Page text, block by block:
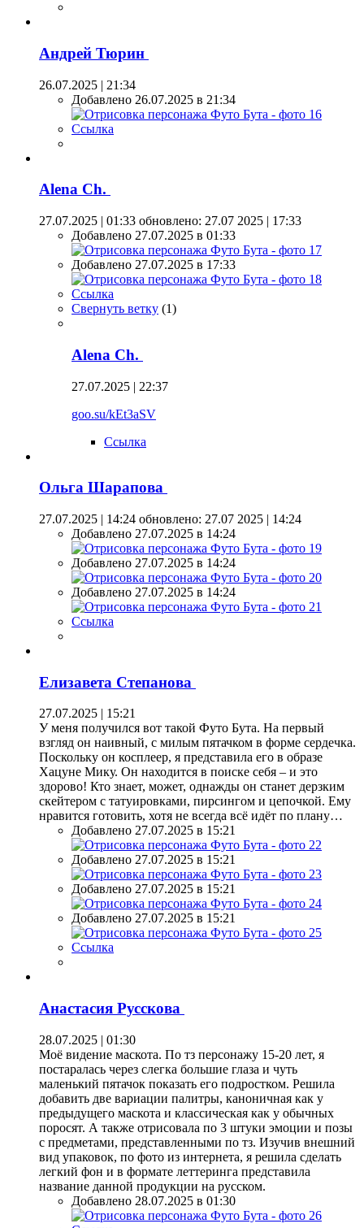
Андрей Тюрин
26.07.2025 | 21:34
Добавлено 26.07.2025 в 21:34
Ссылка
Alena Ch.
27.07.2025 | 01:33 обновлено: 27.07 2025 | 17:33
Добавлено 27.07.2025 в 01:33
Добавлено 27.07.2025 в 17:33
Ссылка
Свернуть ветку (1)
Alena Ch.
27.07.2025 | 22:37
goo.su/kEt3aSV
Ссылка
Ольга Шарапова
27.07.2025 | 14:24 обновлено: 27.07 2025 | 14:24
Добавлено 27.07.2025 в 14:24
Добавлено 27.07.2025 в 14:24
Добавлено 27.07.2025 в 14:24
Ссылка
Елизавета Степанова
27.07.2025 | 15:21
У меня получился вот такой Футо Бута. На первый
взгляд он наивный, с милым пятачком в форме сердечка.
Поскольку он косплеер, я представила его в образе
Хацуне Мику. Он находится в поиске себя – и это
здорово! Кто знает, может, однажды он станет дерзким
скейтером с татуировками, пирсингом и цепочкой. Ему
нравится готовить, хотя не всегда всё идёт по плану…
Добавлено 27.07.2025 в 15:21
Добавлено 27.07.2025 в 15:21
Добавлено 27.07.2025 в 15:21
Добавлено 27.07.2025 в 15:21
Ссылка
Анастасия Русскова
28.07.2025 | 01:30
Моё видение маскота. По тз персонажу 15-20 лет, я
постаралась через слегка большие глаза и чуть
маленький пятачок показать его подростком. Решила
добавить две вариации палитры, каноничная как у
предыдущего маскота и классическая как у обычных
поросят. А также отрисовала по 3 штуки эмоции и позы
с предметами, представленными по тз. Изучив внешний
вид упаковок, по фото из интернета, я решила сделать
легкий фон и в формате леттеринга представила
название данной продукции на русском.
Добавлено 28.07.2025 в 01:30